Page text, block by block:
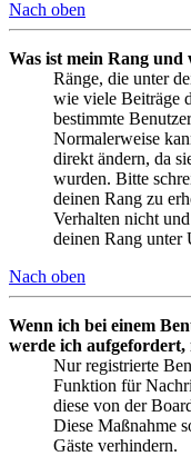
Nach oben
Was ist mein Rang
Ränge, die unter
wie viele Beiträge
bestimmte
Normalerweise
direkt ändern, da
wurden. Bitte
deinen Rang zu
Verhalten nicht
deinen Rang unter
Nach oben
Wenn ich bei einem
werde ich aufgefordert,
Nur registrierte
Funktion für
diese von der
Diese Maßnahme
Gäste verhindern.